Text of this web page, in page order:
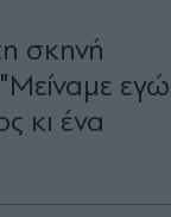
σκηνή
εγώ
κι ένα